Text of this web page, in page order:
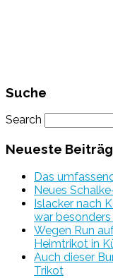
Suche
Search
Neueste
Das
Neues
Islacker nach
war besonders
Wegen Run
Heimtrikot in
Auch dieser
Trikot